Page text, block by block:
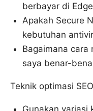
berbayar di
Apakah Secure
kebutuhan
Bagaimana cara
saya benar-
Teknik optimasi
Gunakan variasi